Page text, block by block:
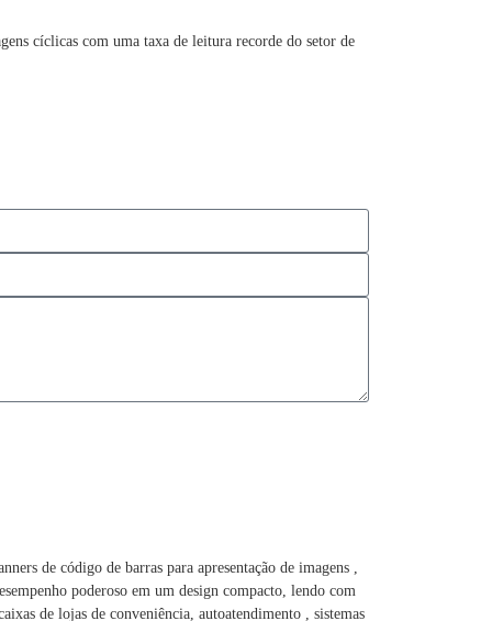
cíclicas com uma taxa de leitura recorde do setor de
de código de barras para apresentação de imagens ,
poderoso em um design compacto, lendo com
de lojas de conveniência, autoatendimento , sistemas